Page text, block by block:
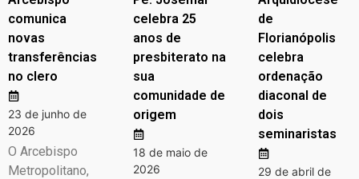
comunica
novas
transferências
no clero
23 de junho de
2026
O Arcebispo
Metropolitano,
celebra 25
anos de
presbiterato na
sua
comunidade de
origem
18 de maio de
2026
de
Florianópolis
celebra
ordenação
diaconal de
dois
seminaristas
29 de abril de